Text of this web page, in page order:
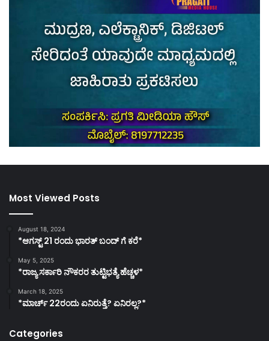
Most Viewed Posts
August 18, 2024
*ಆಗಸ್ಟ್ 21 ರಂದು ಭಾರತ್‌ ಬಂದ್‌ ಗೆ ಕರೆ*
May 5, 2025
*ರಾಜ್ಯ ಸರ್ಕಾರಿ ನೌಕರರ ತುಟ್ಟಿಭತ್ಯೆ ಹೆಚ್ಚಳ*
March 18, 2025
*ಮಾರ್ಚ್ 22ರಂದು ಏನಿರುತ್ತೆ? ಏನಿರಲ್ಲ?*
Categories